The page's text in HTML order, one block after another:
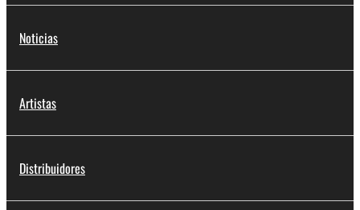
Noticias
Artistas
Distribuidores